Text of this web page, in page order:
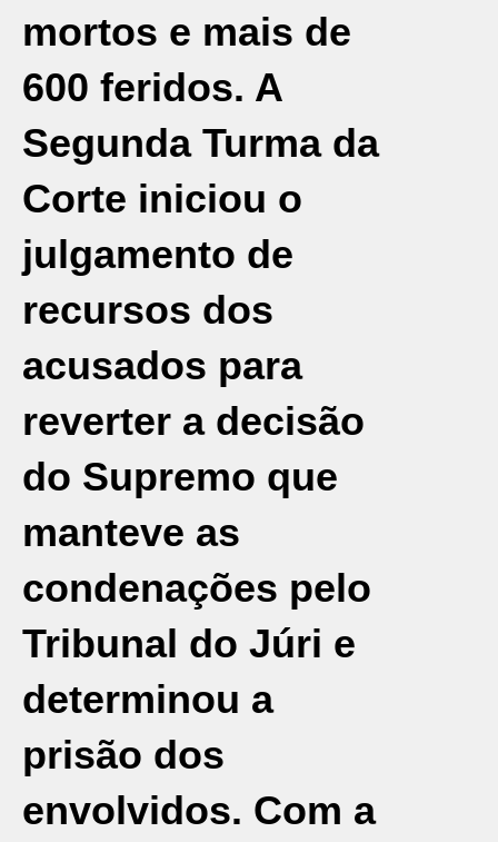
mortos e mais de
600 feridos. A
Segunda Turma da
Corte iniciou o
julgamento de
recursos dos
acusados para
reverter a decisão
do Supremo que
manteve as
condenações pelo
Tribunal do Júri e
determinou a
prisão dos
envolvidos. Com a